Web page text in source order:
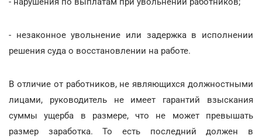
- незаконное увольнение или задержка в исполнении
решения суда о восстановлении на работе.
В отличие от работников, не являющихся должностными
лицами, руководитель не имеет гарантий взыскания
суммы ущерба в размере, что не может превышать
размер заработка. То есть последний должен в